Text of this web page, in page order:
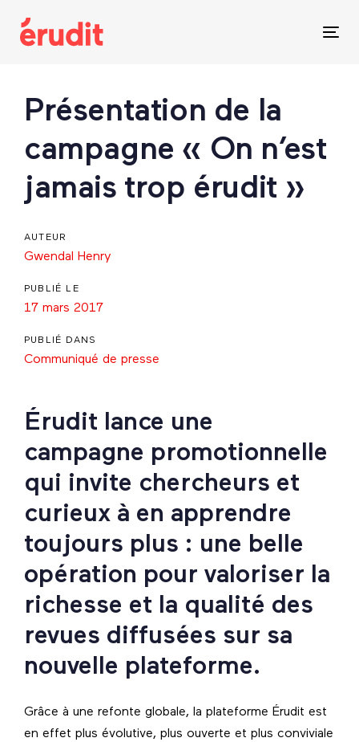
links
Présentation de la
campagne « On n’est
jamais trop érudit »
AUTEUR
Gwendal Henry
PUBLIÉ LE
17 mars 2017
PUBLIÉ DANS
Communiqué de presse
Érudit lance une
campagne promotionnelle
qui invite chercheurs et
curieux à en apprendre
toujours plus : une belle
opération pour valoriser la
richesse et la qualité des
revues diffusées sur sa
nouvelle plateforme.
Grâce à une refonte globale, la plateforme Érudit est
en effet plus évolutive, plus ouverte et plus conviviale
Post
navigation